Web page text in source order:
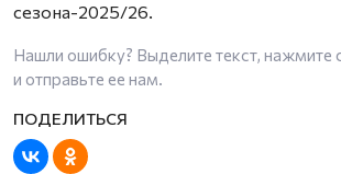
сезона-2025/26.
Нашли ошибку? Выделите текст, нажмите
и отправьте ее нам.